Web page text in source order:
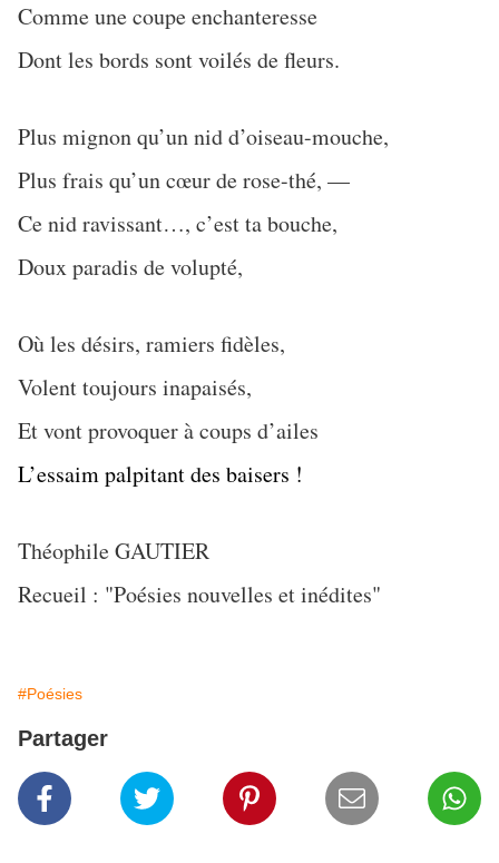
Comme une coupe enchanteresse
Dont les bords sont voilés de fleurs.
Plus mignon qu’un nid d’oiseau-mouche,
Plus frais qu’un cœur de rose-thé, —
Ce nid ravissant…, c’est ta bouche,
Doux paradis de volupté,
Où les désirs, ramiers fidèles,
Volent toujours inapaisés,
Et vont provoquer à coups d’ailes
L’essaim palpitant des baisers !
Théophile GAUTIER
Recueil : "Poésies nouvelles et inédites"
#Poésies
Partager